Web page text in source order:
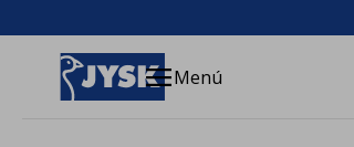
menuMenú
close